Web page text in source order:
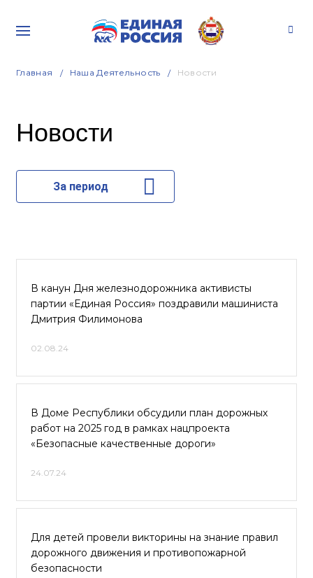
Главная Наша Деятельность Новости
Новости
За период
В канун Дня железнодорожника активисты
партии «Единая Россия» поздравили машиниста
Дмитрия Филимонова
02.08.24
В Доме Республики обсудили план дорожных
работ на 2025 год в рамках нацпроекта
«Безопасные качественные дороги»
24.07.24
Для детей провели викторины на знание правил
дорожного движения и противопожарной
безопасности